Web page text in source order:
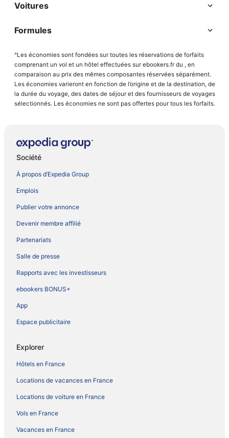
Voitures
Formules
^Les économies sont fondées sur toutes les réservations de forfaits
comprenant un vol et un hôtel effectuées sur ebookers.fr du , en
comparaison au prix des mêmes composantes réservées séparément.
Les économies varieront en fonction de l’origine et de la destination, de
la durée du voyage, des dates de séjour et des fournisseurs de voyages
sélectionnés. Les économies ne sont pas offertes pour tous les forfaits.
Société
À propos d’Expedia Group
Emplois
Publier votre annonce
Devenir membre affilié
Partenariats
Salle de presse
Rapports avec les investisseurs
ebookers BONUS+
App
Espace publicitaire
Explorer
Hôtels en France
Locations de vacances en France
Locations de voiture en France
Vols en France
Vacances en France